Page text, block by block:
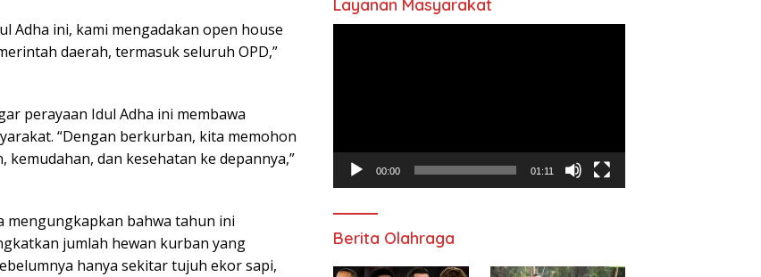
Adha ini, kami mengadakan open house
daerah, termasuk seluruh OPD,”
perayaan Idul Adha ini membawa
“Dengan berkurban, kita memohon
dan kesehatan ke depannya,”
mengungkapkan bahwa tahun ini
jumlah hewan kurban yang
hanya sekitar tujuh ekor sapi,
Layanan Masyarakat
00:00 01:11
Berita Olahraga